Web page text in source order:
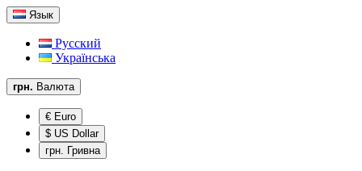
Язык
Русский
Українська
грн. Валюта
€ Euro
$ US Dollar
грн. Гривна